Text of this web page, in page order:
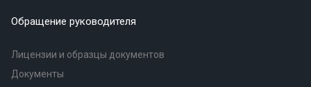
Обращение руководителя
Лицензии и образцы документов
Документы